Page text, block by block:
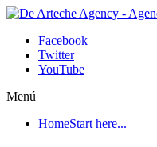
Facebook
Twitter
YouTube
Menú
HomeStart here...